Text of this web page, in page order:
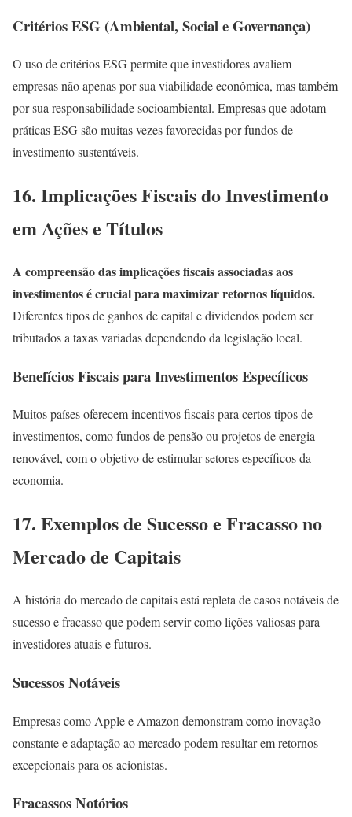
Critérios ESG (Ambiental, Social e Governança)
O uso de critérios ESG permite que investidores avaliem
empresas não apenas por sua viabilidade econômica, mas também
por sua responsabilidade socioambiental. Empresas que adotam
práticas ESG são muitas vezes favorecidas por fundos de
investimento sustentáveis.
16. Implicações Fiscais do Investimento
em Ações e Títulos
A compreensão das implicações fiscais associadas aos
investimentos é crucial para maximizar retornos líquidos.
Diferentes tipos de ganhos de capital e dividendos podem ser
tributados a taxas variadas dependendo da legislação local.
Benefícios Fiscais para Investimentos Específicos
Muitos países oferecem incentivos fiscais para certos tipos de
investimentos, como fundos de pensão ou projetos de energia
renovável, com o objetivo de estimular setores específicos da
economia.
17. Exemplos de Sucesso e Fracasso no
Mercado de Capitais
A história do mercado de capitais está repleta de casos notáveis de
sucesso e fracasso que podem servir como lições valiosas para
investidores atuais e futuros.
Sucessos Notáveis
Empresas como Apple e Amazon demonstram como inovação
constante e adaptação ao mercado podem resultar em retornos
excepcionais para os acionistas.
Fracassos Notórios